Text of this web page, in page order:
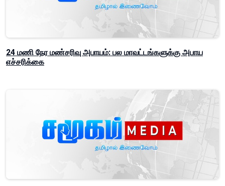
24 மணி நேர மண்சரிவு அபாயம்: பல மாவட்டங்களுக்கு அபாய
எச்சரிக்கை